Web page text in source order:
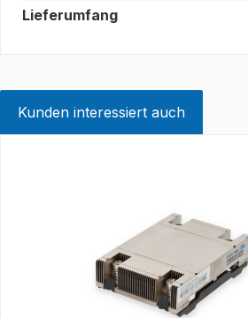
Lieferumfang
Kunden interessiert auch